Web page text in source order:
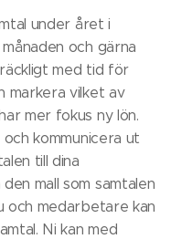
under året i
och gärna
med tid för
markera vilket av
mer fokus ny lön.
kommunicera ut
till dina
mall som samtalen
och medarbetare kan
Ni kan med